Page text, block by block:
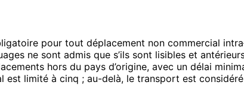
pour tout déplacement non commercial
ne sont admis que s’ils sont lisibles et
hors du pays d’origine, avec un délai
est limité à cinq ; au-delà, le transport est